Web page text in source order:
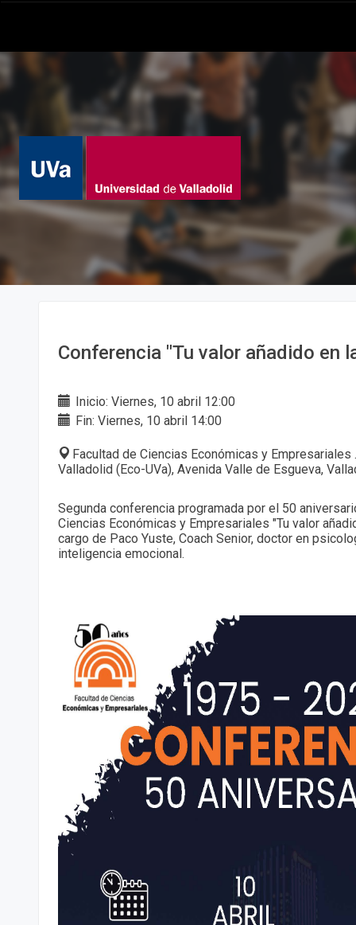
Conferencia "Tu valor añadido en
Inicio: Viernes, 10 abril 12:00
Fin: Viernes, 10 abril 14:00
Facultad de Ciencias Económicas y Empresariales
Valladolid (Eco-UVa), Avenida Valle de Esgueva,
Segunda conferencia programada por el 50
Ciencias Económicas y Empresariales "Tu valor
cargo de Paco Yuste, Coach Senior, doctor en
inteligencia emocional.